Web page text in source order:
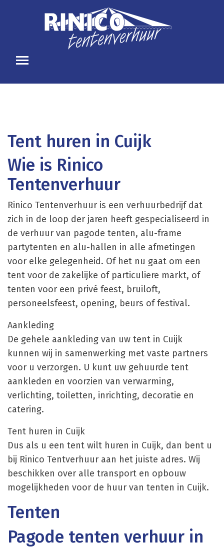
Tent huren in Cuijk
Wie is Rinico
Tentenverhuur
Rinico Tentenverhuur is een verhuurbedrijf dat
zich in de loop der jaren heeft gespecialiseerd in
de verhuur van pagode tenten, alu-frame
partytenten en alu-hallen in alle afmetingen
voor elke gelegenheid. Of het nu gaat om een
tent voor de zakelijke of particuliere markt, of
tenten voor een privé feest, bruiloft,
personeelsfeest, opening, beurs of festival.
Aankleding
De gehele aankleding van uw tent in Cuijk
kunnen wij in samenwerking met vaste partners
voor u verzorgen. U kunt uw gehuurde tent
aankleden en voorzien van verwarming,
verlichting, toiletten, inrichting, decoratie en
catering.
Tent huren in Cuijk
Dus als u een tent wilt huren in Cuijk, dan bent u
bij Rinico Tentverhuur aan het juiste adres. Wij
beschikken over alle transport en opbouw
mogelijkheden voor de huur van tenten in Cuijk.
Tenten
Pagode tenten verhuur in